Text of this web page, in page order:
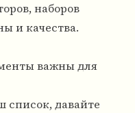
наборов
и качества.
важны для
список, давайте